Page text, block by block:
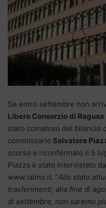
Se entro settembre non
Libero Consorzio di Ragusa
stato comatoso del bilancio
commissario Salvatore
scorso e riconfermato il 5
Piazza è stato intervistato
www.ialmo.it. “Allo stato
trasferimenti, alla fine di
di settembre, non saremo